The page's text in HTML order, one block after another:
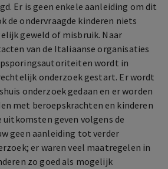
Er is geen enkele aanleiding om dit
de ondervraagde kinderen niets
geweld of misbruik. Naar
van de Italiaanse organisaties
wordt in
onderzoek gestart. Er wordt
onderzoek gedaan en er worden
met beroepskrachten en kinderen
uitkomsten geven volgens de
geen aanleiding tot verder
er waren veel maatregelen in
zo goed als mogelijk